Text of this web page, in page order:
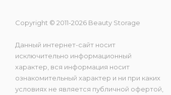
Copyright © 2011-2026 Beauty Storage
Данный интернет-сайт носит
исключительно информационный
характер, вся информация носит
ознакомительный характер и ни при каких
условиях не является публичной офертой,